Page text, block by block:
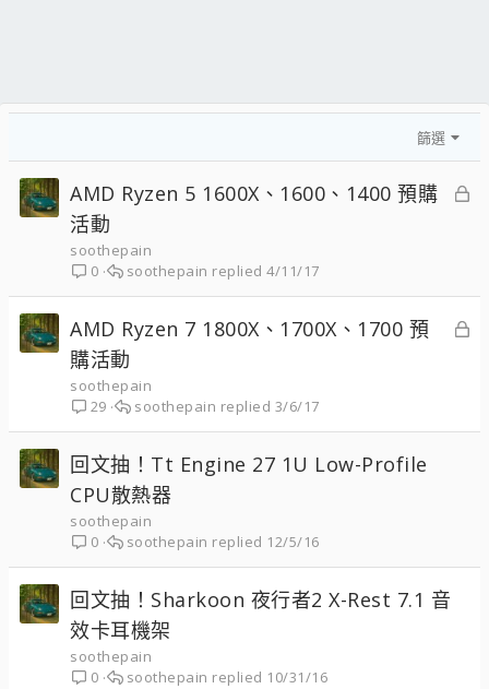
篩選
已
AMD Ryzen 5 1600X、1600、1400 預購
活動
soothepain
0
4/11/17
soothepain
已
AMD Ryzen 7 1800X、1700X、1700 預
購活動
soothepain
29
3/6/17
soothepain
回文抽！Tt Engine 27 1U Low-Profile
CPU散熱器
soothepain
0
12/5/16
soothepain
回文抽！Sharkoon 夜行者2 X-Rest 7.1 音
效卡耳機架
soothepain
0
10/31/16
soothepain